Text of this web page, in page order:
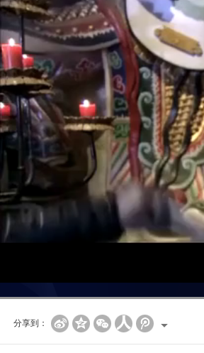
分享到：